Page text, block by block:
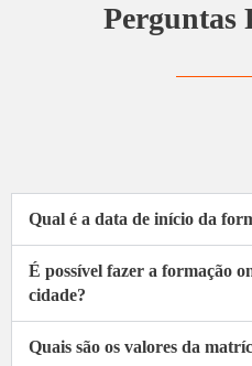
Perguntas
Qual é a data de início da
É possível fazer a formação
cidade?
Quais são os valores da